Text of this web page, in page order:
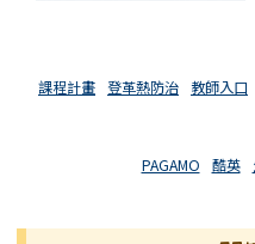
課程計畫 登革熱防治 教師入口
PAGAMO 酷英